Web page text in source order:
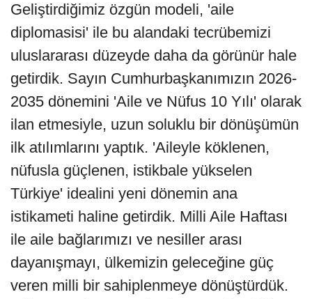
Geliştirdiğimiz özgün modeli, 'aile
diplomasisi' ile bu alandaki tecrübemizi
uluslararası düzeyde daha da görünür hale
getirdik. Sayın Cumhurbaşkanımızın 2026-
2035 dönemini 'Aile ve Nüfus 10 Yılı' olarak
ilan etmesiyle, uzun soluklu bir dönüşümün
ilk atılımlarını yaptık. 'Aileyle köklenen,
nüfusla güçlenen, istikbale yükselen
Türkiye' idealini yeni dönemin ana
istikameti haline getirdik. Milli Aile Haftası
ile aile bağlarımızı ve nesiller arası
dayanışmayı, ülkemizin geleceğine güç
veren milli bir sahiplenmeye dönüştürdük.